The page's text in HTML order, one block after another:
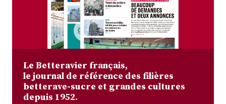
Le Betteravier français,
le journal de référence des filières
betterave-sucre et grandes cultures
depuis 1952.